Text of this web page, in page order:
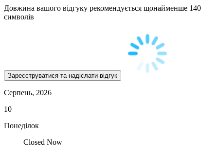
Довжина вашого відгуку рекомендується щонайменше 140
символів
Серпень, 2026
10
Понеділок
Closed Now